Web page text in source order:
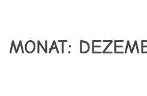
MONAT: